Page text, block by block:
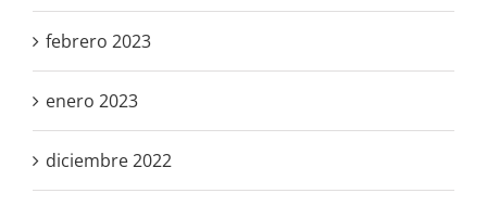
febrero 2023
enero 2023
diciembre 2022